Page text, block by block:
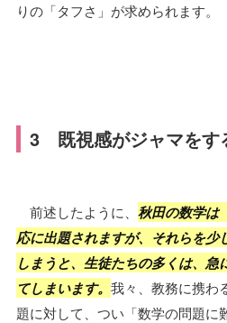
りの「タフさ」が求められます。
3 既視感がジャマをす
前述したように、 秋田の数学は
応に出題されますが、それらを少
しまうと、生徒たちの多くは、
てしまいます。 我々、教務に携わ
題に対して、つい「数学の問題に